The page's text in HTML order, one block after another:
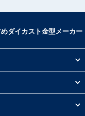
：稲垣鉄工株
ダイカスト金型メーカー